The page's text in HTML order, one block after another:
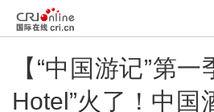
【“中国游记”第
Hotel”火了！中国